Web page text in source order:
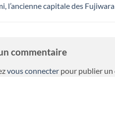
l’ancienne capitale des Fujiwara
commentaire
vous connecter pour publier un